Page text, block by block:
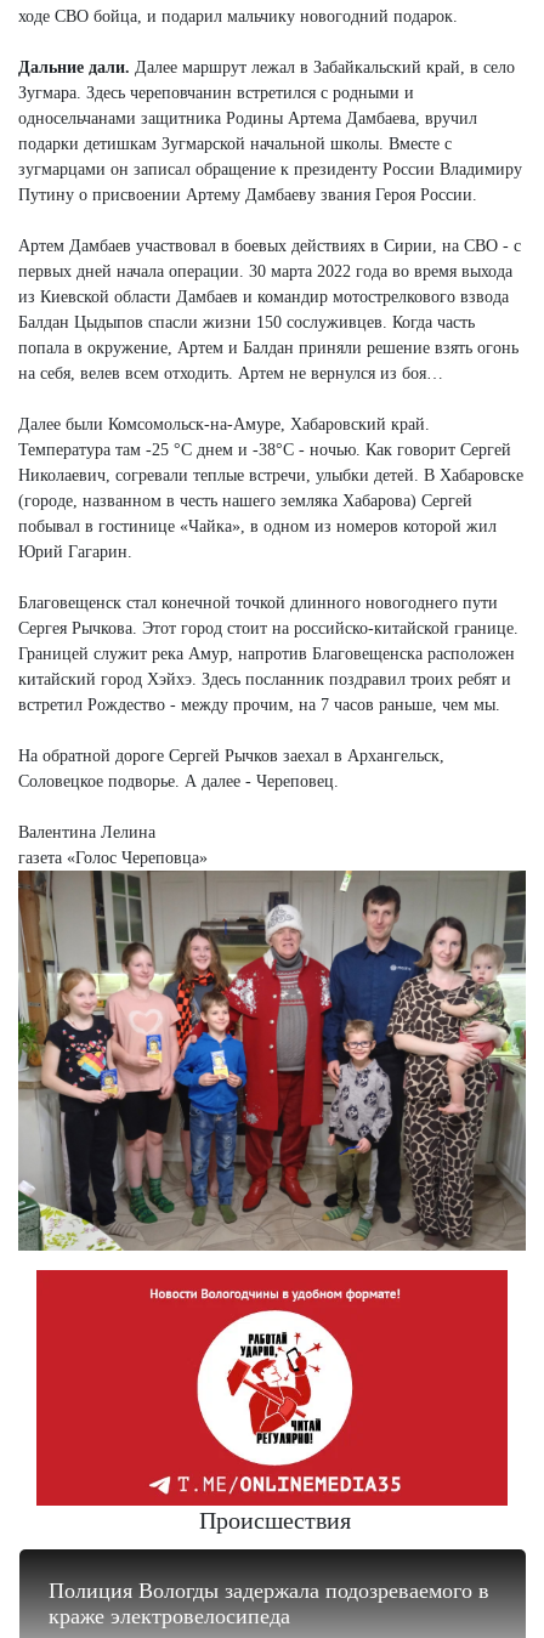
ходе СВО бойца, и подарил мальчику новогодний подарок.
Дальние дали. Далее маршрут лежал в Забайкальский край, в село
Зугмара. Здесь череповчанин встретился с родными и
односельчанами защитника Родины Артема Дамбаева, вручил
подарки детишкам Зугмарской начальной школы. Вместе с
зугмарцами он записал обращение к президенту России Владимиру
Путину о присвоении Артему Дамбаеву звания Героя России.
Артем Дамбаев участвовал в боевых действиях в Сирии, на СВО - с
первых дней начала операции. 30 марта 2022 года во время выхода
из Киевской области Дамбаев и командир мотострелкового взвода
Балдан Цыдыпов спасли жизни 150 сослуживцев. Когда часть
попала в окружение, Артем и Балдан приняли решение взять огонь
на себя, велев всем отходить. Артем не вернулся из боя…
Далее были Комсомольск-на-Амуре, Хабаровский край.
Температура там -25 °С днем и -38°С - ночью. Как говорит Сергей
Николаевич, согревали теплые встречи, улыбки детей. В Хабаровске
(городе, названном в честь нашего земляка Хабарова) Сергей
побывал в гостинице «Чайка», в одном из номеров которой жил
Юрий Гагарин.
Благовещенск стал конечной точкой длинного новогоднего пути
Сергея Рычкова. Этот город стоит на российско-китайской границе.
Границей служит река Амур, напротив Благовещенска расположен
китайский город Хэйхэ. Здесь посланник поздравил троих ребят и
встретил Рождество - между прочим, на 7 часов раньше, чем мы.
На обратной дороге Сергей Рычков заехал в Архангельск,
Соловецкое подворье. А далее - Череповец.
Валентина Лелина
газета «Голос Череповца»
Происшествия
Полиция Вологды задержала подозреваемого в
краже электровелосипеда